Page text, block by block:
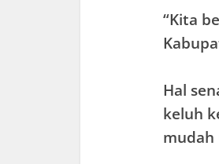
“Kita
Hal
keluh